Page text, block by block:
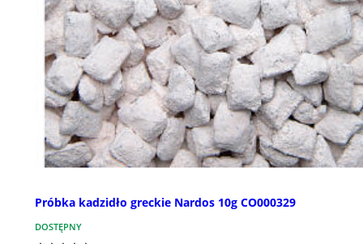
Próbka kadzidło greckie Nardos 10g CO000329
DOSTĘPNY